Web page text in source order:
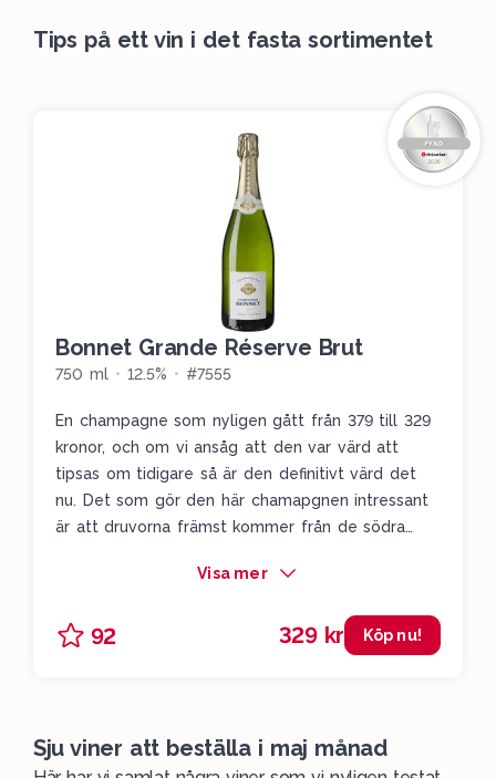
Tips på ett vin i det fasta sortimentet
Bonnet Grande Réserve Brut
750 ml 12.5% #7555
En champagne som nyligen gått från 379 till 329
kronor, och om vi ansåg att den var värd att
tipsas om tidigare så är den definitivt värd det
nu. Det som gör den här chamapgnen intressant
är att druvorna främst kommer från de södra
allt fler stora champagnehus vågar satsa på.
och blodapelsin. En småkaxig champagne som
levererar en rejäl bit över sin prislapp och som
Visa mer
92 329 kr Köp nu!
Sju viner att beställa i maj månad